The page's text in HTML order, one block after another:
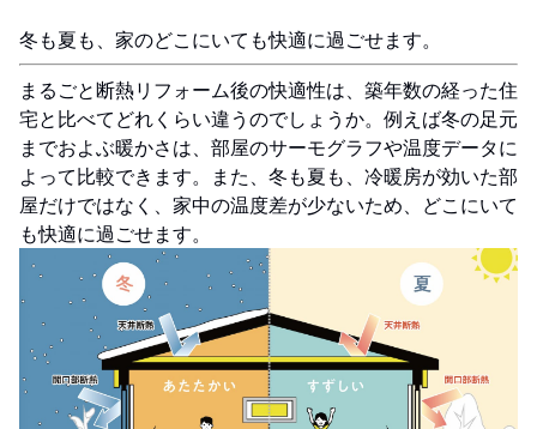
冬も夏も、家のどこにいても快適に過ごせます。
まるごと断熱リフォーム後の快適性は、築年数の経った住
宅と比べてどれくらい違うのでしょうか。例えば冬の足元
までおよぶ暖かさは、部屋のサーモグラフや温度データに
よって比較できます。また、冬も夏も、冷暖房が効いた部
屋だけではなく、家中の温度差が少ないため、どこにいて
も快適に過ごせます。